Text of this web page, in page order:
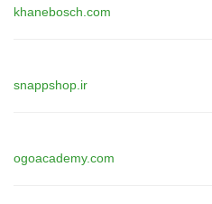
khanebosch.com
snappshop.ir
ogoacademy.com